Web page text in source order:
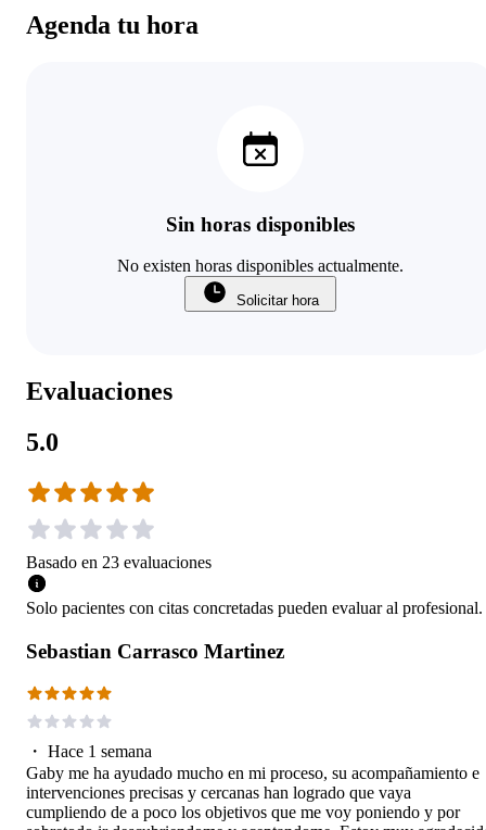
Agenda tu hora
Sin horas disponibles
No existen horas disponibles actualmente.
Solicitar hora
Evaluaciones
5.0
Basado en 23 evaluaciones
Solo pacientes con citas concretadas pueden evaluar al profesional.
Sebastian Carrasco Martinez
・ Hace 1 semana
Gaby me ha ayudado mucho en mi proceso, su acompañamiento e
intervenciones precisas y cercanas han logrado que vaya
cumpliendo de a poco los objetivos que me voy poniendo y por